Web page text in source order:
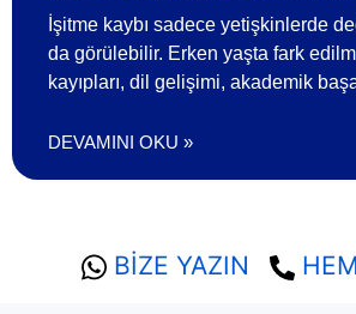
İşitme kaybı sadece yetişkinlerde
da görülebilir. Erken yaşta fark
kayıpları, dil gelişimi, akademik
DEVAMINI OKU »
BİZE YAZIN